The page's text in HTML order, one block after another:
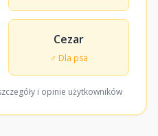
Cezar
♂ Dla psa
i opinie użytkowników